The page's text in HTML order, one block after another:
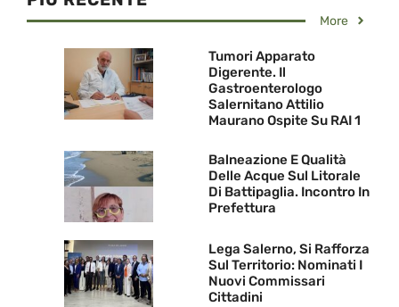
More
Tumori Apparato
Digerente. Il
Gastroenterologo
Salernitano Attilio
Maurano Ospite Su RAI 1
Balneazione E Qualità
Delle Acque Sul Litorale
Di Battipaglia. Incontro In
Prefettura
Lega Salerno, Si Rafforza
Sul Territorio: Nominati I
Nuovi Commissari
Cittadini